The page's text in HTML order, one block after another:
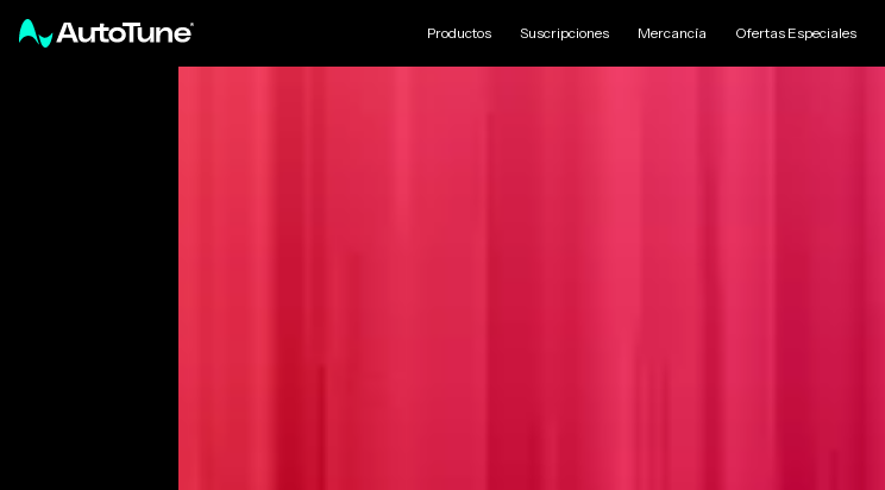
Productos Suscripciones Mercancía Ofertas Especiales